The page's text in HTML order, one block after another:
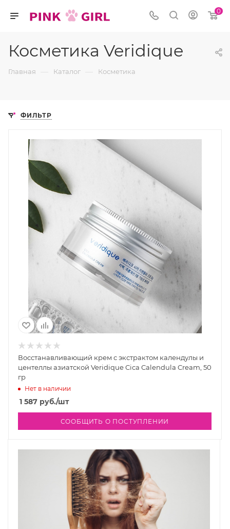
0
Косметика Veridique
Главная — Каталог — Косметика
ФИЛЬТР
Восстанавливающий крем с экстрактом календулы и
центеллы азиатской Veridique Cica Calendula Cream, 50
гр
Нет в наличии
1 587 руб./шт
СООБЩИТЬ О ПОСТУПЛЕНИИ